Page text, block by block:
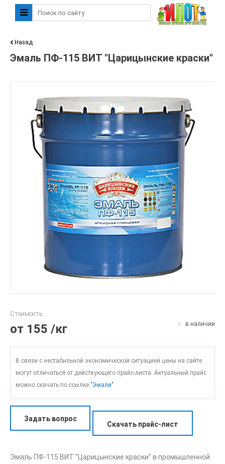
Назад
Эмаль ПФ-115 ВИТ "Царицынские краски"
Стоимость
от 155 /кг в наличии
В связи с нестабильной экономической ситуацией цены на сайте
могут отличаться от действующего прайс-листа. Актуальный прайс
можно скачать по ссылке "Эмали" .
Задать вопрос
Скачать прайс-лист
Эмаль ПФ-115 ВИТ "Царицынские краски" в промышленной